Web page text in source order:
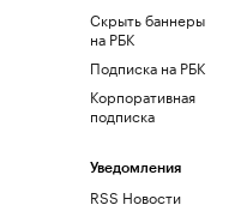
Скрыть баннеры
на РБК
Подписка на РБК
Корпоративная
подписка
Уведомления
RSS Новости